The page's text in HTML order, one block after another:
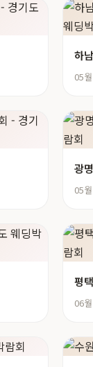
하
05
광
05
평
06